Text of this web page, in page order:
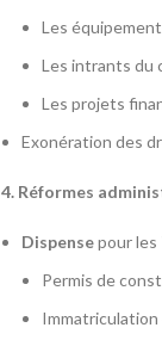
Les
Les intrants du
Les projets
Exonération des
4. Réformes
Dispensepour les
Permis de
Immatriculation